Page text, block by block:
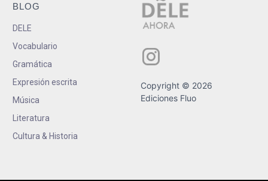
BLOG
DELE
Vocabulario
Gramática
Expresión escrita
Música
Literatura
Cultura & Historia
Copyright © 2026
Ediciones Fluo